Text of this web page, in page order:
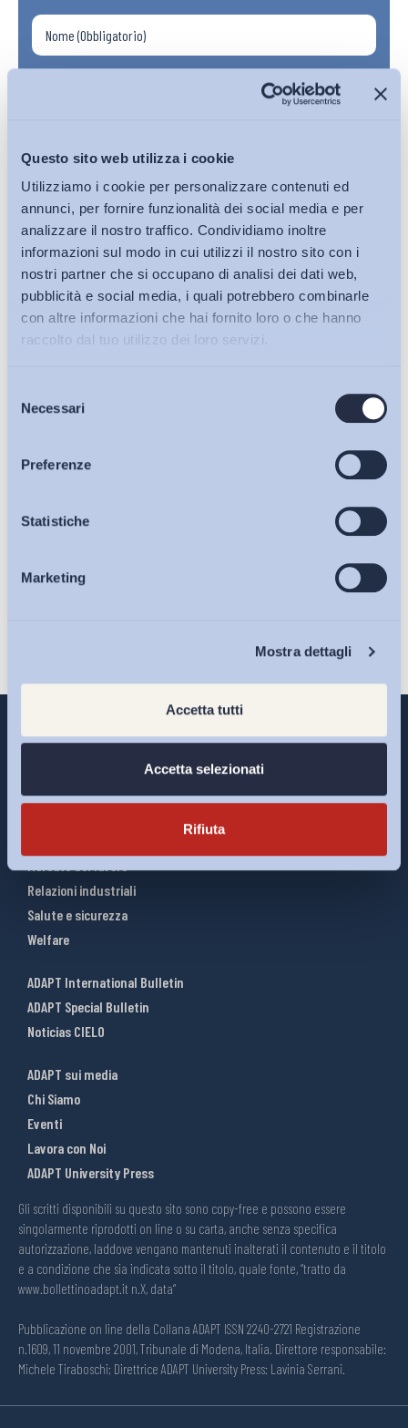
Questo sito web utilizza i cookie
Utilizziamo i cookie per personalizzare contenuti ed
annunci, per fornire funzionalità dei social media e per
analizzare il nostro traffico. Condividiamo inoltre
informazioni sul modo in cui utilizzi il nostro sito con i
nostri partner che si occupano di analisi dei dati web,
pubblicità e social media, i quali potrebbero combinarle
con altre informazioni che hai fornito loro o che hanno
raccolto dal tuo utilizzo dei loro servizi.
delNecessari
Preferenze
Statistiche
Marketing
Mostra dettagli
Accetta tutti
Accetta selezionati
Rifiuta
Bollettini ADAPT
Articoli
Osservatori
Eventi
sulla pagina della
Iscriviti
Interventi ADAPT
Relazioni industriali
Salute e sicurezza
Welfare
ADAPT International Bulletin
ADAPT Special Bulletin
Noticias CIELO
ADAPT sui media
Chi Siamo
Eventi
Lavora con Noi
ADAPT University Press
Gli scritti disponibili su questo sito sono copy-free e possono essere
singolarmente riprodotti on line o su carta, anche senza specifica
autorizzazione, laddove vengano mantenuti inalterati il contenuto e il titolo
e a condizione che sia indicata sotto il titolo, quale fonte, “tratto da
www.bollettinoadapt.it n.X, data“
Pubblicazione on line della Collana ADAPT ISSN 2240-2721 Registrazione
n.1609, 11 novembre 2001, Tribunale di Modena, Italia. Direttore responsabile:
Michele Tiraboschi; Direttrice ADAPT University Press: Lavinia Serrani.